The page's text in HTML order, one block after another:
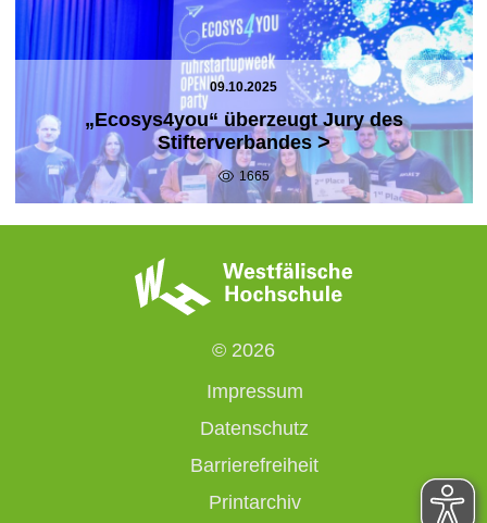
09.10.2025
„Ecosys4you“ überzeugt Jury des
Stifterverbandes >
1665
© 2026
Impressum
Datenschutz
Barrierefreiheit
Printarchiv